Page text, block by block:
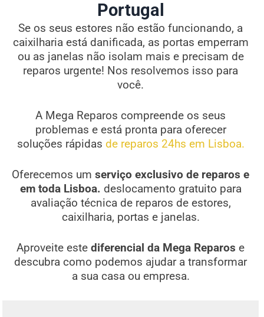
Portugal
Se os seus estores não estão funcionando, a
caixilharia está danificada, as portas emperram
ou as janelas não isolam mais e precisam de
reparos urgente! Nos resolvemos isso para
você.
A Mega Reparos compreende os seus
problemas e está pronta para oferecer
soluções rápidas de reparos 24hs em Lisboa.
Oferecemos um serviço exclusivo de reparos e
em toda Lisboa. deslocamento gratuito para
avaliação técnica de reparos de estores,
caixilharia, portas e janelas.
Aproveite estediferencial da Mega Reparos e
descubra como podemos ajudar a transformar
a sua casa ou empresa.